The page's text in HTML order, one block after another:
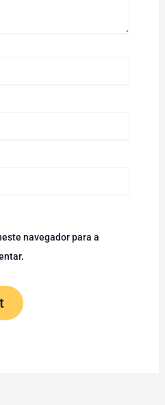
navegador para a